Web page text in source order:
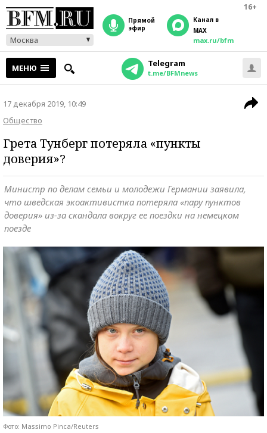
16+
Москва
прямой
эфир
Канал в
MAX
max.ru/bfm
МЕНЮ Telegram
t.me/BFMnews
17 декабря 2019, 10:49
Общество
Грета Тунберг потеряла «пункты
доверия»?
Министр по делам семьи и молодежи Германии заявила,
что шведская экоактивистка потеряла «пару пунктов
доверия» из-за скандала вокруг ее поездки на немецком
поезде
Фото: Massimo Pinca/Reuters